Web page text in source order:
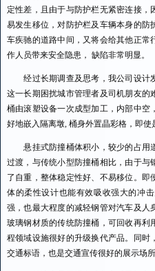
定性差，且由于与防护栏无紧密连接
易发生移位，对防护栏及车辆本身的防
车疾驰的道路中间，又将会给其他正常
作人员带来安全隐患， 缺陷非常明显。
经过长期调查及思考，我公司设计
这一长期困扰城市管理者及司机朋友的
桶由滚塑设备一次成型加工，内部中空
好地嵌入隔离墩, 桶身外置晶彩格，即使
悬挂式防撞桶体积小，较少的占用
过渡，与传统小型防撞桶相比，由于与
了自重，整体稳定性好、不易移位。
体的柔性设计也能有效吸收强大的冲
强，也最大程度的减轻钢管对汽车及人
玻璃钢材质的传统防撞桶，可回收再利
程领域设施很好的升级换代产品。同时
交通标语，也是交通宣传很好的展示场所